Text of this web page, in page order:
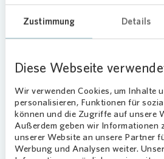
Zustimmung Details
Diese Webseite
Wir verwenden Cookies, um Inhalte
personalisieren, Funktionen für
können und die Zugriffe auf unsere
Außerdem geben wir Informationen
unserer Website an unsere Partner
Werbung und Analysen weiter.
Loading...
Festliche Stimmung als
Zusammenkommen